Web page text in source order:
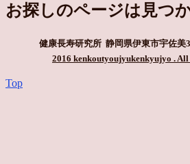
お探しのページは見つ
健康長寿研究所 静岡県伊東市宇佐美
2016 kenkoutyoujyukenkyujyo . All
Top